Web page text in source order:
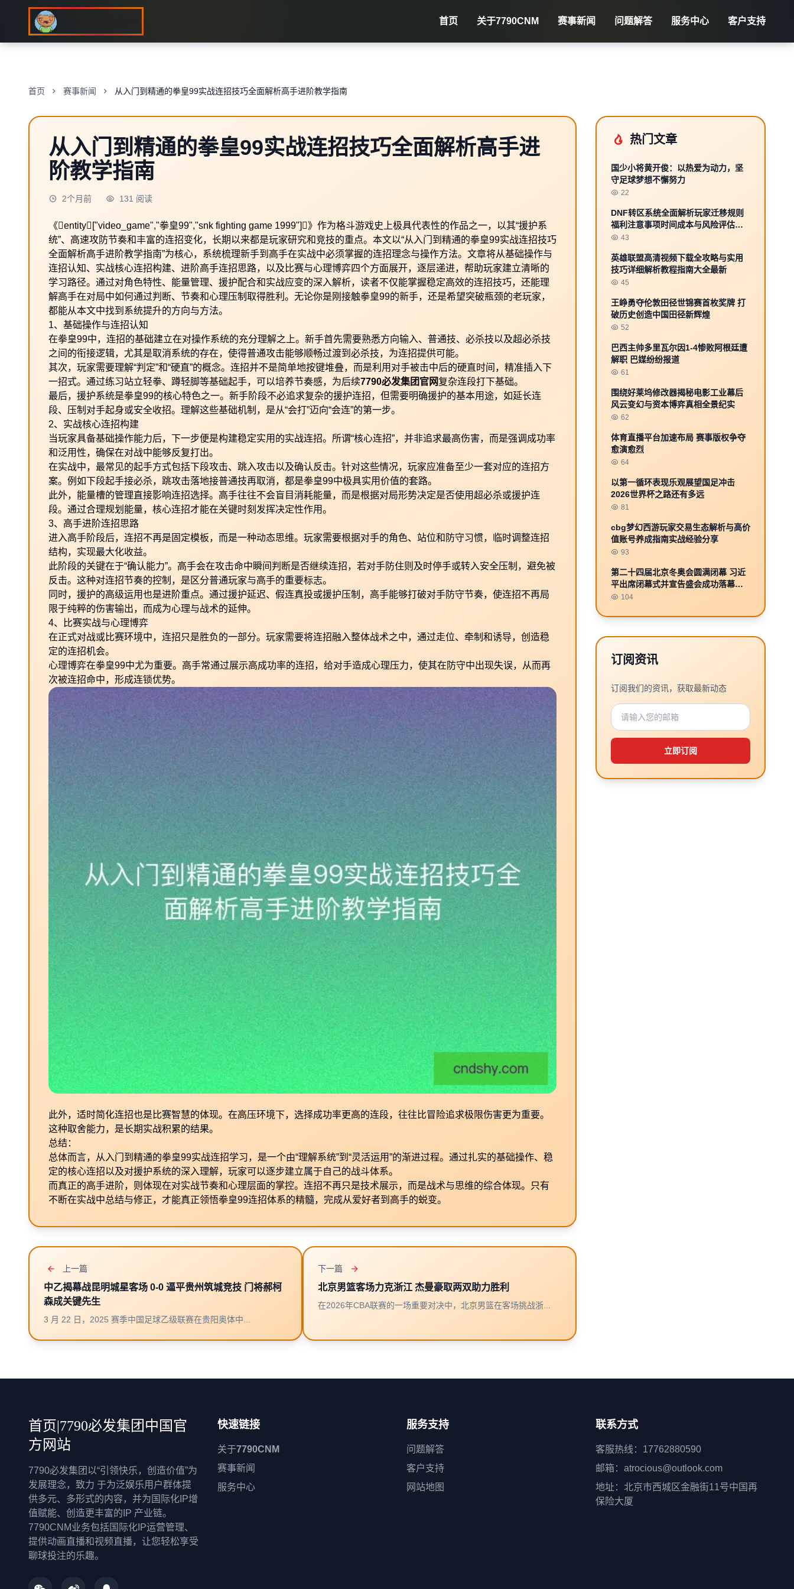
首页 关于7790CNM 赛事新闻 问题解答 服务中心 客户支持
首页 赛事新闻 从入门到精通的拳皇99实战连招技巧全面解析高手进阶教学指南
从入门到精通的拳皇99实战连招技巧全面解析高手进
阶教学指南
2个月前 131 阅读
《entity["video_game","拳皇99","snk fighting game 1999"]》作为格斗游戏史上极具代表性的作品之一，以其“援护系
统”、高速攻防节奏和丰富的连招变化，长期以来都是玩家研究和竞技的重点。本文以“从入门到精通的拳皇99实战连招技巧
全面解析高手进阶教学指南”为核心，系统梳理新手到高手在实战中必须掌握的连招理念与操作方法。文章将从基础操作与
连招认知、实战核心连招构建、进阶高手连招思路，以及比赛与心理博弈四个方面展开，逐层递进，帮助玩家建立清晰的
学习路径。通过对角色特性、能量管理、援护配合和实战应变的深入解析，读者不仅能掌握稳定高效的连招技巧，还能理
解高手在对局中如何通过判断、节奏和心理压制取得胜利。无论你是刚接触拳皇99的新手，还是希望突破瓶颈的老玩家，
都能从本文中找到系统提升的方向与方法。
1、基础操作与连招认知
在拳皇99中，连招的基础建立在对操作系统的充分理解之上。新手首先需要熟悉方向输入、普通技、必杀技以及超必杀技
之间的衔接逻辑，尤其是取消系统的存在，使得普通攻击能够顺畅过渡到必杀技，为连招提供可能。
其次，玩家需要理解“判定”和“硬直”的概念。连招并不是简单地按键堆叠，而是利用对手被击中后的硬直时间，精准插入下
一招式。通过练习站立轻拳、蹲轻脚等基础起手，可以培养节奏感，为后续7790必发集团官网复杂连段打下基础。
最后，援护系统是拳皇99的核心特色之一。新手阶段不必追求复杂的援护连招，但需要明确援护的基本用途，如延长连
段、压制对手起身或安全收招。理解这些基础机制，是从“会打”迈向“会连”的第一步。
2、实战核心连招构建
当玩家具备基础操作能力后，下一步便是构建稳定实用的实战连招。所谓“核心连招”，并非追求最高伤害，而是强调成功率
和泛用性，确保在对战中能够反复打出。
在实战中，最常见的起手方式包括下段攻击、跳入攻击以及确认反击。针对这些情况，玩家应准备至少一套对应的连招方
案。例如下段起手接必杀，跳攻击落地接普通技再取消，都是拳皇99中极具实用价值的套路。
此外，能量槽的管理直接影响连招选择。高手往往不会盲目消耗能量，而是根据对局形势决定是否使用超必杀或援护连
段。通过合理规划能量，核心连招才能在关键时刻发挥决定性作用。
3、高手进阶连招思路
进入高手阶段后，连招不再是固定模板，而是一种动态思维。玩家需要根据对手的角色、站位和防守习惯，临时调整连招
结构，实现最大化收益。
此阶段的关键在于“确认能力”。高手会在攻击命中瞬间判断是否继续连招，若对手防住则及时停手或转入安全压制，避免被
反击。这种对连招节奏的控制，是区分普通玩家与高手的重要标志。
同时，援护的高级运用也是进阶重点。通过援护延迟、假连真投或援护压制，高手能够打破对手防守节奏，使连招不再局
限于纯粹的伤害输出，而成为心理与战术的延伸。
4、比赛实战与心理博弈
在正式对战或比赛环境中，连招只是胜负的一部分。玩家需要将连招融入整体战术之中，通过走位、牵制和诱导，创造稳
定的连招机会。
心理博弈在拳皇99中尤为重要。高手常通过展示高成功率的连招，给对手造成心理压力，使其在防守中出现失误，从而再
次被连招命中，形成连锁优势。
此外，适时简化连招也是比赛智慧的体现。在高压环境下，选择成功率更高的连段，往往比冒险追求极限伤害更为重要。
这种取舍能力，是长期实战积累的结果。
总结：
总体而言，从入门到精通的拳皇99实战连招学习，是一个由“理解系统”到“灵活运用”的渐进过程。通过扎实的基础操作、稳
定的核心连招以及对援护系统的深入理解，玩家可以逐步建立属于自己的战斗体系。
而真正的高手进阶，则体现在对实战节奏和心理层面的掌控。连招不再只是技术展示，而是战术与思维的综合体现。只有
不断在实战中总结与修正，才能真正领悟拳皇99连招体系的精髓，完成从爱好者到高手的蜕变。
上一篇
中乙揭幕战昆明城星客场 0-0 逼平贵州筑城竞技 门将郝柯
森成关键先生
3 月 22 日，2025 赛季中国足球乙级联赛在贵阳奥体中...
下一篇
北京男篮客场力克浙江 杰曼豪取两双助力胜利
在2026年CBA联赛的一场重要对决中，北京男篮在客场挑战浙...
热门文章
国少小将黄开俊：以热爱为动力，坚
守足球梦想不懈努力
22
DNF转区系统全面解析玩家迁移规则
福利注意事项时间成本与风险评估攻
略 43
英雄联盟高清视频下载全攻略与实用
技巧详细解析教程指南大全最新
45
王峥勇夺伦敦田径世锦赛首枚奖牌 打
破历史创造中国田径新辉煌
52
巴西主帅多里瓦尔因1-4惨败阿根廷遭
解职 巴媒纷纷报道
61
围绕好莱坞修改器揭秘电影工业幕后
风云变幻与资本博弈真相全景纪实
62
体育直播平台加速布局 赛事版权争夺
愈演愈烈
64
以第一循环表现乐观展望国足冲击
2026世界杯之路还有多远
81
cbg梦幻西游玩家交易生态解析与高价
值账号养成指南实战经验分享
93
第二十四届北京冬奥会圆满闭幕 习近
平出席闭幕式并宣告盛会成功落幕共
襄冰雪荣耀
104
订阅资讯
订阅我们的资讯，获取最新动态
立即订阅
首页|7790必发集团中国官
方网站
7790必发集团以“引领快乐，创造价值”为
发展理念，致力 于为泛娱乐用户群体提
供多元、多形式的内容，并为国际化IP增
值赋能、创造更丰富的IP 产业链。
7790CNM业务包括国际化IP运营管理、
提供动画直播和视频直播，让您轻松享受
聊球投注的乐趣。
快速链接
关于7790CNM
赛事新闻
服务中心
服务支持
问题解答
客户支持
网站地图
联系方式
客服热线：17762880590
邮箱：atrocious@outlook.com
地址：北京市西城区金融街11号中国再
保险大厦